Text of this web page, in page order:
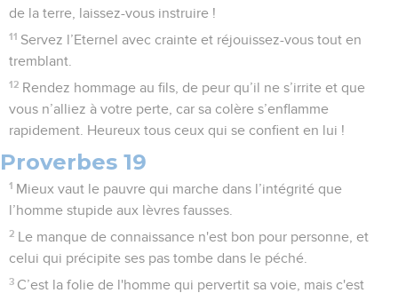
de la terre, laissez-vous instruire !
11 Servez l’Eternel avec crainte et réjouissez-vous tout en
tremblant.
12 Rendez hommage au fils, de peur qu’il ne s’irrite et que
vous n’alliez à votre perte, car sa colère s’enflamme
rapidement. Heureux tous ceux qui se confient en lui !
Proverbes 19
1 Mieux vaut le pauvre qui marche dans l’intégrité que
l’homme stupide aux lèvres fausses.
2 Le manque de connaissance n'est bon pour personne, et
celui qui précipite ses pas tombe dans le péché.
3 C’est la folie de l'homme qui pervertit sa voie, mais c'est